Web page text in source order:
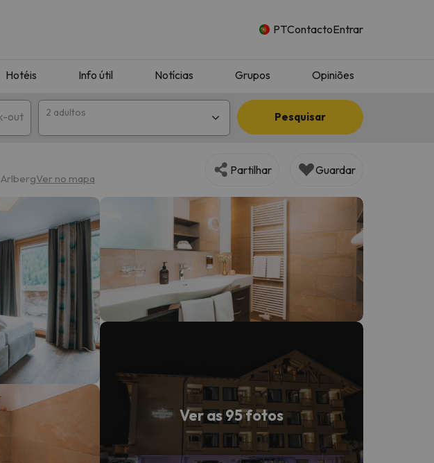
PTContactoEntrar
Hotéis Info útil Notícias Grupos Opiniões
out 2 adultos Pesquisar
o destino.
estará de volta.
Ver no mapa
Partilhar Guardar
Ver as 95 fotos